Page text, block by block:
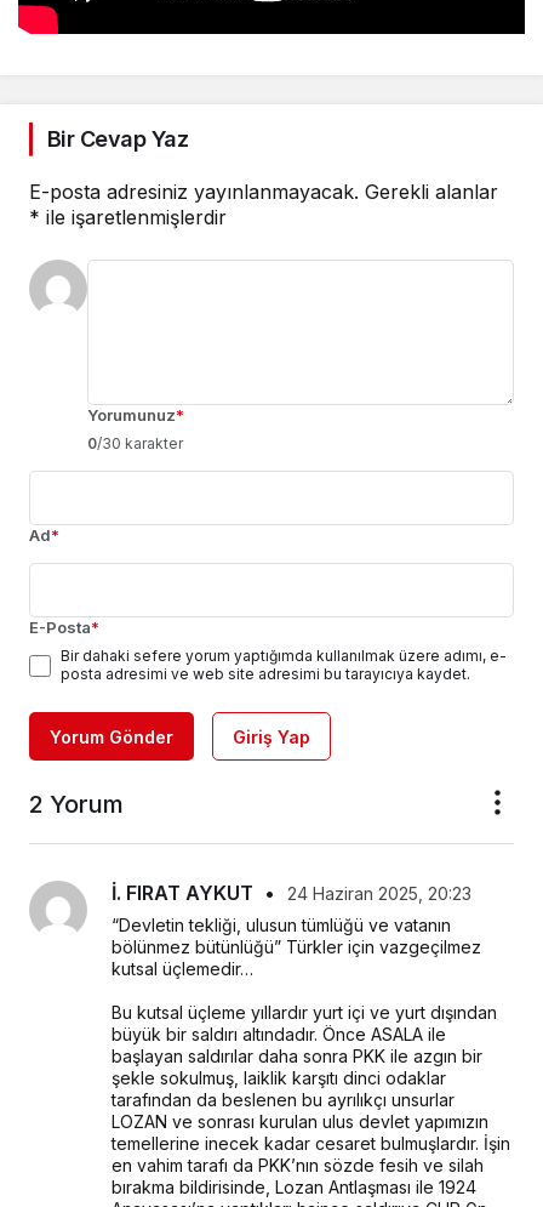
Bir Cevap Yaz
E-posta adresiniz yayınlanmayacak. Gerekli alanlar
* ile işaretlenmişlerdir
Yorumunuz*
0/30 karakter
Ad*
E-Posta*
Bir dahaki sefere yorum yaptığımda kullanılmak üzere adımı, e-
posta adresimi ve web site adresimi bu tarayıcıya kaydet.
Yorum Gönder Giriş Yap
2 Yorum
İ. FIRAT AYKUT •
24 Haziran 2025, 20:23
“Devletin tekliği, ulusun tümlüğü ve vatanın
bölünmez bütünlüğü” Türkler için vazgeçilmez
kutsal üçlemedir…
Bu kutsal üçleme yıllardır yurt içi ve yurt dışından
büyük bir saldırı altındadır. Önce ASALA ile
başlayan saldırılar daha sonra PKK ile azgın bir
şekle sokulmuş, laiklik karşıtı dinci odaklar
tarafından da beslenen bu ayrılıkçı unsurlar
LOZAN ve sonrası kurulan ulus devlet yapımızın
temellerine inecek kadar cesaret bulmuşlardır. İşin
en vahim tarafı da PKK’nın sözde fesih ve silah
bırakma bildirisinde, Lozan Antlaşması ile 1924